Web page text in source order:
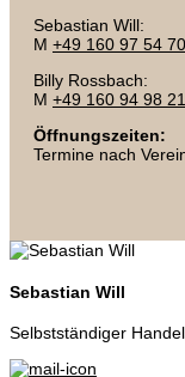
Sebastian Will:
M +49 160 97 54
Billy Rossbach:
M +49 160 94 98
Öffnungszeiten:
Termine nach
Sebastian Will
Selbstständiger